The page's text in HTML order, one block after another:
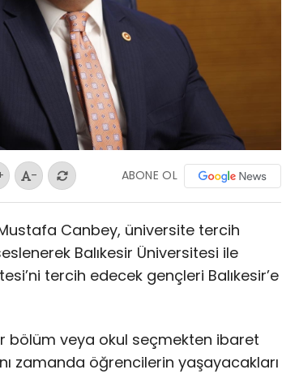
- ABONE OL
Canbey, üniversite tercih
Balıkesir Üniversitesi ile
tercih edecek gençleri Balıkesir’e
bölüm veya okul seçmekten ibaret
zamanda öğrencilerin yaşayacakları